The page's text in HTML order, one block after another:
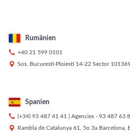
Rumänien
 +40 21 599 0101
 Sos. Bucuresti-Ploiesti 14-22 Sector
Spanien
 (+34) 93 487 41 41 | Agencies - 93 487 63
 Rambla de Catalunya 61, 5o 3a Barcelona,